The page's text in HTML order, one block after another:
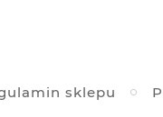
sklepu